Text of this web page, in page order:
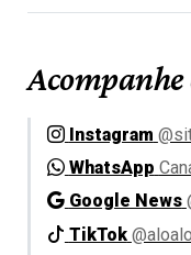
Instagram
WhatsApp
Google News
TikTok